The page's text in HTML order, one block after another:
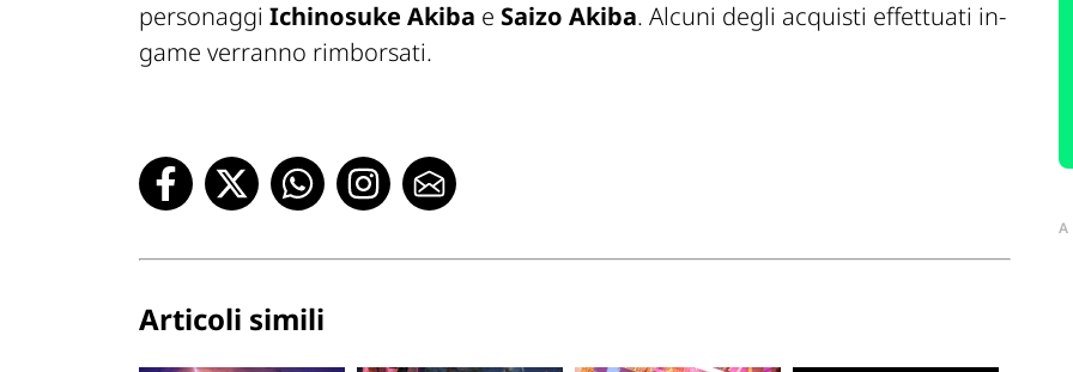
personaggi Ichinosuke Akiba e Saizo Akiba. Alcuni degli acquisti effettuati in-
game verranno rimborsati.
Articoli simili